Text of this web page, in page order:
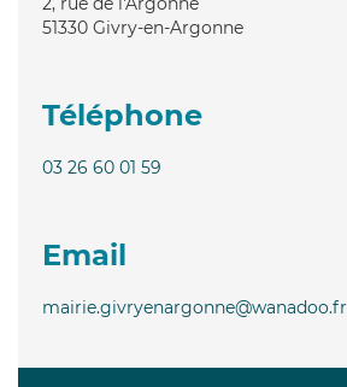
51330 Givry-en-Argonne
Téléphone
03 26 60 01 59
Email
mairie.givryenargonne@wanadoo.fr